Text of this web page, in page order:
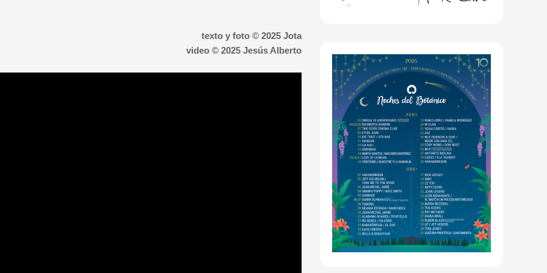
texto y foto © 2025 Jota
video © 2025 Jesús Alberto